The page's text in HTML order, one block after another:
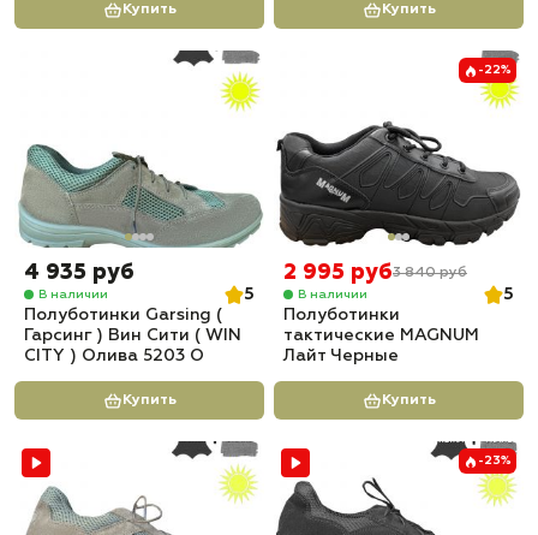
Купить Купить
4 935 руб
В наличии
5
Полуботинки Garsing (
Гарсинг ) Вин Сити ( WIN
CITY ) Олива 5203 О
Купить
-22%
2 995 руб3 840 руб
В наличии
5
Полуботинки
тактические MAGNUM
Лайт Черные
Купить
-23%